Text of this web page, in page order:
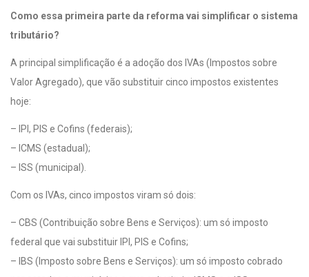
Como essa primeira parte da reforma vai simplificar o sistema
tributário?
A principal simplificação é a adoção dos IVAs (Impostos sobre
Valor Agregado), que vão substituir cinco impostos existentes
hoje:
– IPI, PIS e Cofins (federais);
– ICMS (estadual);
– ISS (municipal).
Com os IVAs, cinco impostos viram só dois:
– CBS (Contribuição sobre Bens e Serviços): um só imposto
federal que vai substituir IPI, PIS e Cofins;
– IBS (Imposto sobre Bens e Serviços): um só imposto cobrado